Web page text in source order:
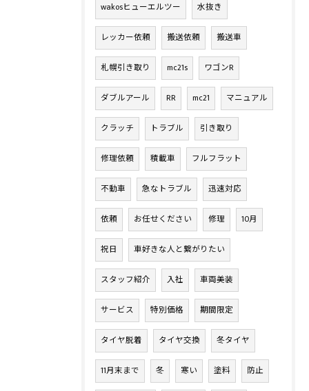
wakosヒューエルツー 水抜き
レッカー依頼 搬送依頼 搬送車
札幌引き取り mc21s ワゴンR
ダブルアール RR mc21 マニュアル
クラッチ トラブル 引き取り
修理依頼 積載車 フルフラット
不動車 急なトラブル 迅速対応
依頼 お任せください 修理 10月
祝日 車好きな人と繋がりたい
スタッフ紹介 入社 車両美装
サービス 特別価格 期間限定
タイヤ脱着 タイヤ交換 冬タイヤ
11月末まで 冬 寒い 塗料 防止